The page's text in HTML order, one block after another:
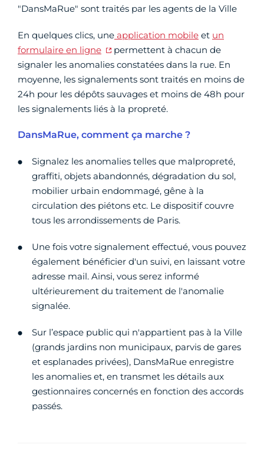
"DansMaRue" sont traités par les agents de la Ville
En quelques clics, une application mobile et un
formulaire en ligne
permettent à chacun de
signaler les anomalies constatées dans la rue. En
moyenne, les signalements sont traités en moins de
24h pour les dépôts sauvages et moins de 48h pour
les signalements liés à la propreté.
DansMaRue, comment ça marche ?
Signalez les anomalies telles que malpropreté,
graffiti, objets abandonnés, dégradation du sol,
mobilier urbain endommagé, gêne à la
circulation des piétons etc. Le dispositif couvre
tous les arrondissements de Paris.
Une fois votre signalement effectué, vous pouvez
également bénéficier d'un suivi, en laissant votre
adresse mail. Ainsi, vous serez informé
ultérieurement du traitement de l'anomalie
signalée.
Sur l’espace public qui n'appartient pas à la Ville
(grands jardins non municipaux, parvis de gares
et esplanades privées), DansMaRue enregistre
les anomalies et, en transmet les détails aux
gestionnaires concernés en fonction des accords
passés.